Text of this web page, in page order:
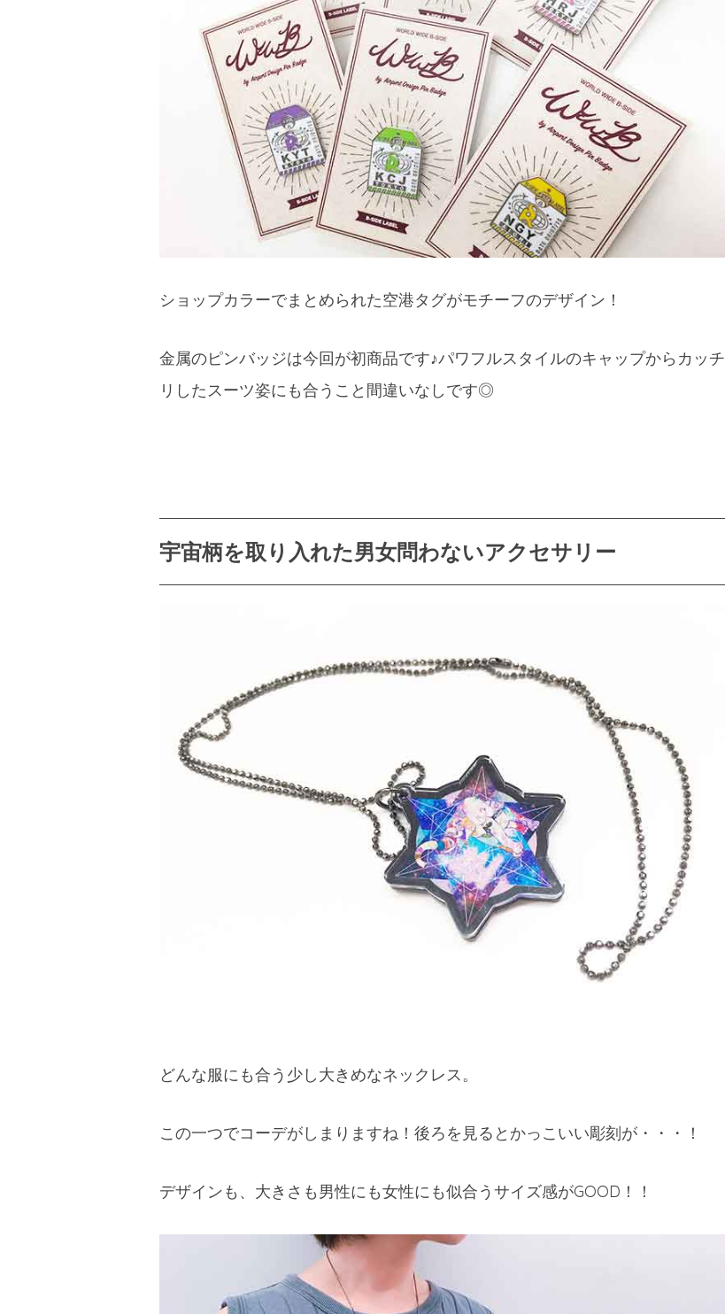
ショップカラーでまとめられた空港タグがモチーフのデザイン！
金属のピンバッジは今回が初商品です♪パワフルスタイルのキャップからカッチ
リしたスーツ姿にも合うこと間違いなしです◎
宇宙柄を取り入れた男女問わないアクセサリー
どんな服にも合う少し大きめなネックレス。
この一つでコーデがしまりますね！後ろを見るとかっこいい彫刻が・・・！
デザインも、大きさも男性にも女性にも似合うサイズ感がGOOD！！